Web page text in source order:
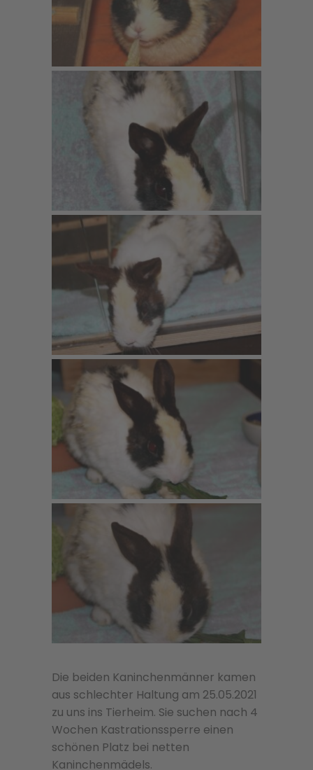
Die beiden Kaninchenmänner kamen
aus schlechter Haltung am 25.05.2021
zu uns ins Tierheim. Sie suchen nach 4
Wochen Kastrationssperre einen
schönen Platz bei netten
Kaninchenmädels.